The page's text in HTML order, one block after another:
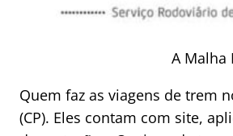
A Malha
Quem faz as viagens de trem
(CP). Eles contam com site,